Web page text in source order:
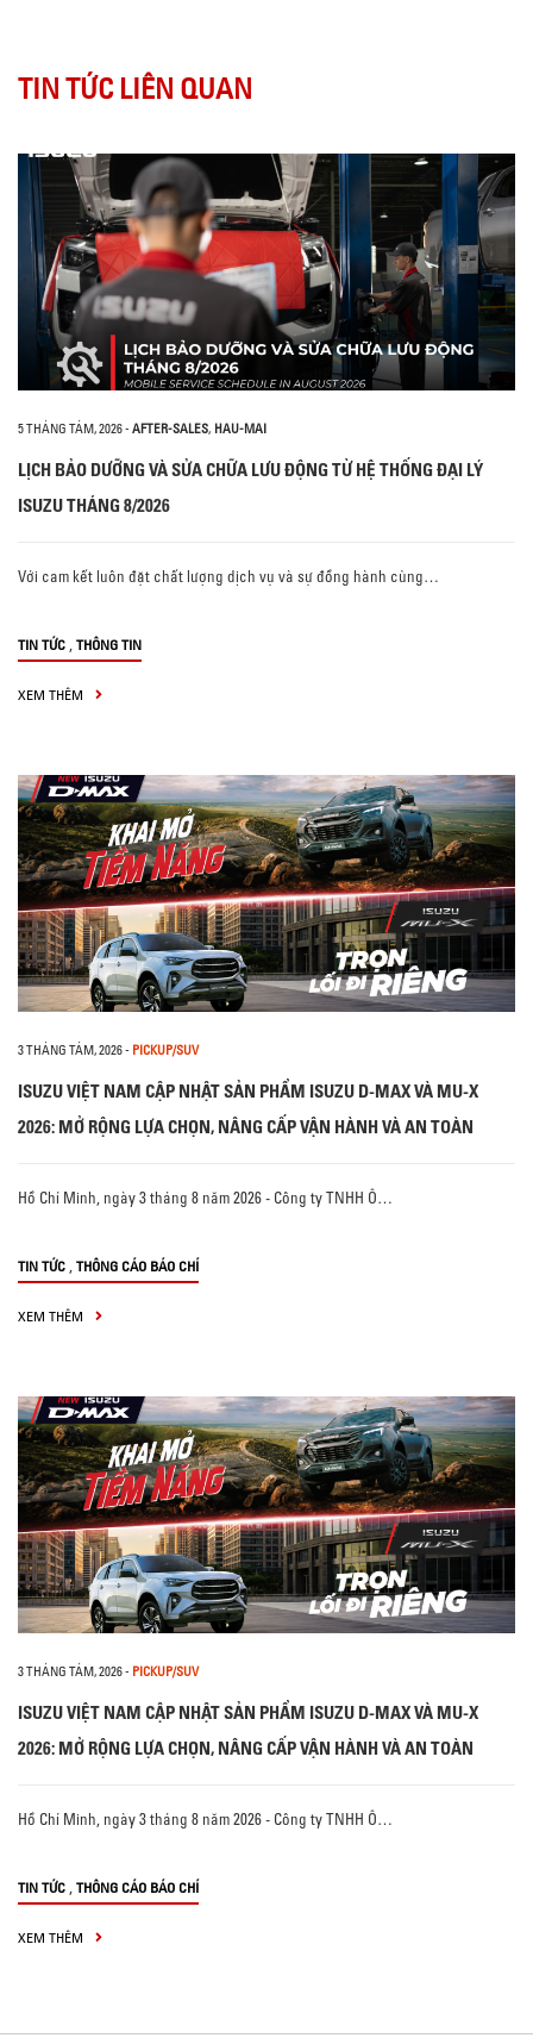
TIN TỨC LIÊN QUAN
5 THÁNG TÁM, 2026- AFTER-SALES, HAU-MAI
LỊCH BẢO DƯỠNG VÀ SỬA CHỮA LƯU ĐỘNG TỪ HỆ THỐNG ĐẠI LÝ
ISUZU THÁNG 8/2026
Với cam kết luôn đặt chất lượng dịch vụ và sự đồng hành cùng…
TIN TỨC , THÔNG TIN
XEM THÊM
3 THÁNG TÁM, 2026- PICKUP/SUV
ISUZU VIỆT NAM CẬP NHẬT SẢN PHẨM ISUZU D-MAX VÀ MU-X
2026: MỞ RỘNG LỰA CHỌN, NÂNG CẤP VẬN HÀNH VÀ AN TOÀN
Hồ Chí Minh, ngày 3 tháng 8 năm 2026 - Công ty TNHH Ô…
TIN TỨC , THÔNG CÁO BÁO CHÍ
XEM THÊM
3 THÁNG TÁM, 2026- PICKUP/SUV
ISUZU VIỆT NAM CẬP NHẬT SẢN PHẨM ISUZU D-MAX VÀ MU-X
2026: MỞ RỘNG LỰA CHỌN, NÂNG CẤP VẬN HÀNH VÀ AN TOÀN
Hồ Chí Minh, ngày 3 tháng 8 năm 2026 - Công ty TNHH Ô…
TIN TỨC , THÔNG CÁO BÁO CHÍ
XEM THÊM